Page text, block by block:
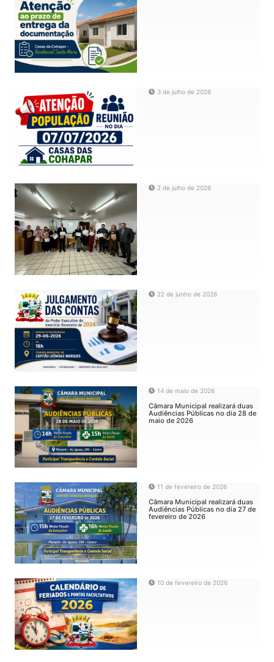
3 de julho de 2026
2 de julho de 2026
22 de junho de 2026
14 de maio de 2026
Câmara Municipal realizará duas
Audiências Públicas no dia 28 de
maio de 2026
11 de fevereiro de 2026
Câmara Municipal realizará duas
Audiências Públicas no dia 27 de
fevereiro de 2026
10 de fevereiro de 2026